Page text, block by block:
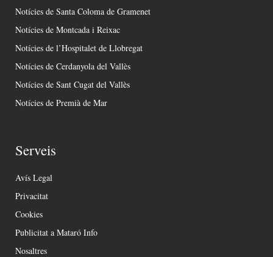
Notícies de Santa Coloma de Gramenet
Notícies de Montcada i Reixac
Notícies de l’Hospitalet de Llobregat
Notícies de Cerdanyola del Vallès
Notícies de Sant Cugat del Vallès
Notícies de Premià de Mar
Serveis
Avís Legal
Privacitat
Cookies
Publicitat a Mataró Info
Nosaltres